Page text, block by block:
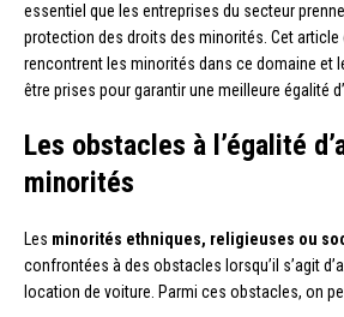
essentiel que les entreprises du secteur
protection des droits des minorités. Cet article
rencontrent les minorités dans ce domaine et
être prises pour garantir une meilleure égalité
Les obstacles à l’égalité
minorités
Les minorités ethniques, religieuses ou
confrontées à des obstacles lorsqu’il s’agit
location de voiture. Parmi ces obstacles, on